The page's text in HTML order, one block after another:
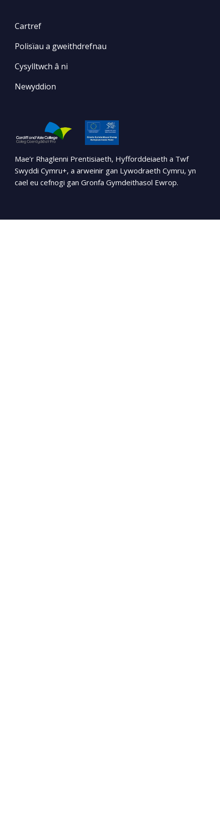
Cartref
Polisïau a gweithdrefnau
Cysylltwch â ni
Newyddion
Mae’r Rhaglenni Prentisiaeth, Hyfforddeiaeth a Twf
Swyddi Cymru+, a arweinir gan Lywodraeth Cymru, yn
cael eu cefnogi gan Gronfa Gymdeithasol Ewrop.